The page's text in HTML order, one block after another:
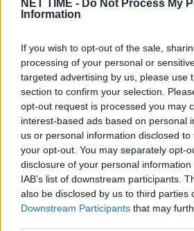
NET TIME - Do Not Process My
Information
If you wish to opt-out of the sale,
processing of your personal or
targeted advertising by us, please use
section to confirm your selection.
opt-out request is processed you may
interest-based ads based on personal
us or personal information disclosed
your opt-out. You may separately opt-
disclosure of your personal
IAB’s list of downstream participants.
also be disclosed by us to third parties
Downstream Participants that may
Αύγουστος: Αυτά τα 2
παραμελήθηκαν πολύ –
δίνει τύχη το
Πε, 6 Αυγ 2026 18:06